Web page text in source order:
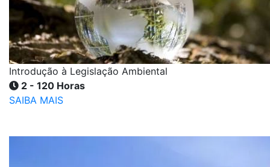
Introdução à Legislação Ambiental
2 - 120 Horas
SAIBA MAIS